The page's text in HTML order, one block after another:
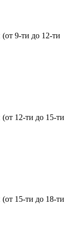
9-ти до 12-ти
12-ти до 15-ти
15-ти до 18-ти